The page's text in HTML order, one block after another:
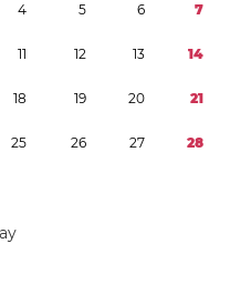
4 5 6 7
11 12 13 14
18 19 20 21
25 26 27 28